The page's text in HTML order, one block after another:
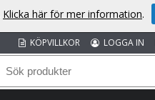
LOGGA IN
KÖPVILLKOR
Klicka här för mer information.